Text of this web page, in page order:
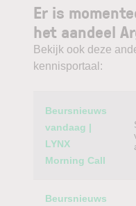
Er is
het aandeel
Bekijk ook deze
kennisportaal:
Category
Beursnieuws
vandaag |
LYNX
Morning Call
Beursnieuws